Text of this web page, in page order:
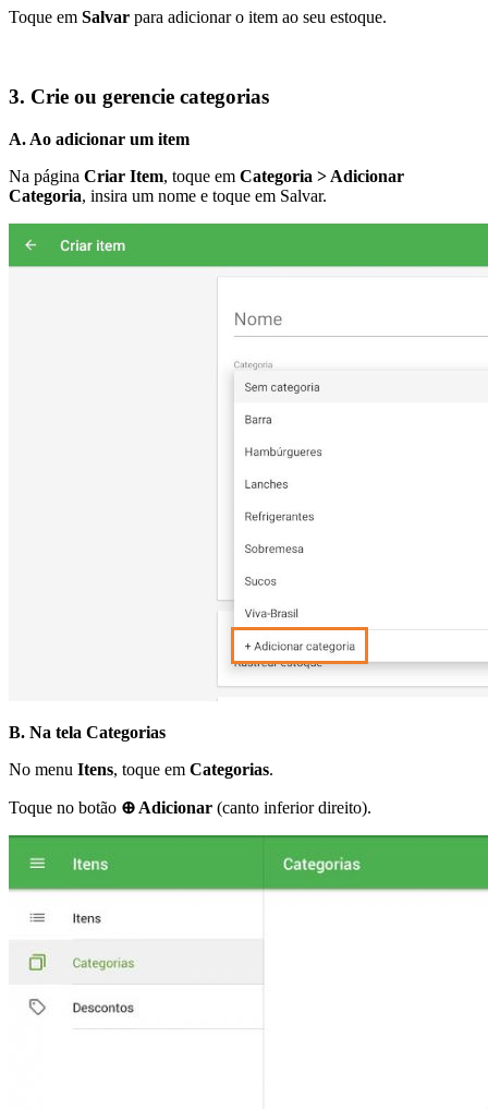
Toque em Salvar para adicionar o item ao seu estoque.
3. Crie ou gerencie categorias
A. Ao adicionar um item
Na página Criar Item, toque em Categoria > Adicionar
Categoria, insira um nome e toque em Salvar.
B. Na tela Categorias
No menu Itens, toque em Categorias.
Toque no botão ⊕ Adicionar (canto inferior direito).